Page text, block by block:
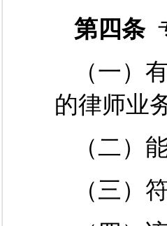
第四条
（一）
的律师业
（二）
（三）